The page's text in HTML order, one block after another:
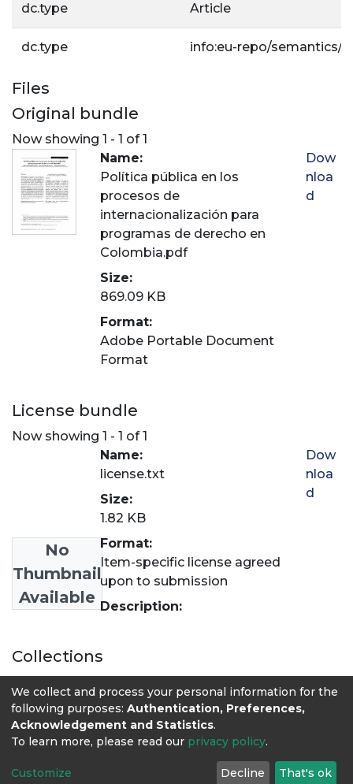
dc.type Article
dc.type info:eu-repo/semantics/
Files
Original bundle
Now showing 1 - 1 of 1
Name:
Política pública en los
procesos de
internacionalización para
programas de derecho en
Colombia.pdf
Size:
869.09 KB
Format:
Adobe Portable Document
Format
Dow
nloa
d
License bundle
Now showing 1 - 1 of 1
No
Thumbnail
Available
Name:
license.txt
Size:
1.82 KB
Format:
Item-specific license agreed
upon to submission
Description:
Dow
nloa
d
Collections
Revista LASALLISTA de Investigación
We collect and process your personal information for the
following purposes: Authentication, Preferences,
Acknowledgement and Statistics.
To learn more, please read our privacy policy.
Customize Decline That's ok